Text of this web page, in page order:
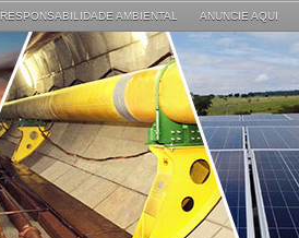
RESPONSABILIDADE AMBIENTAL ANUNCIE AQUI